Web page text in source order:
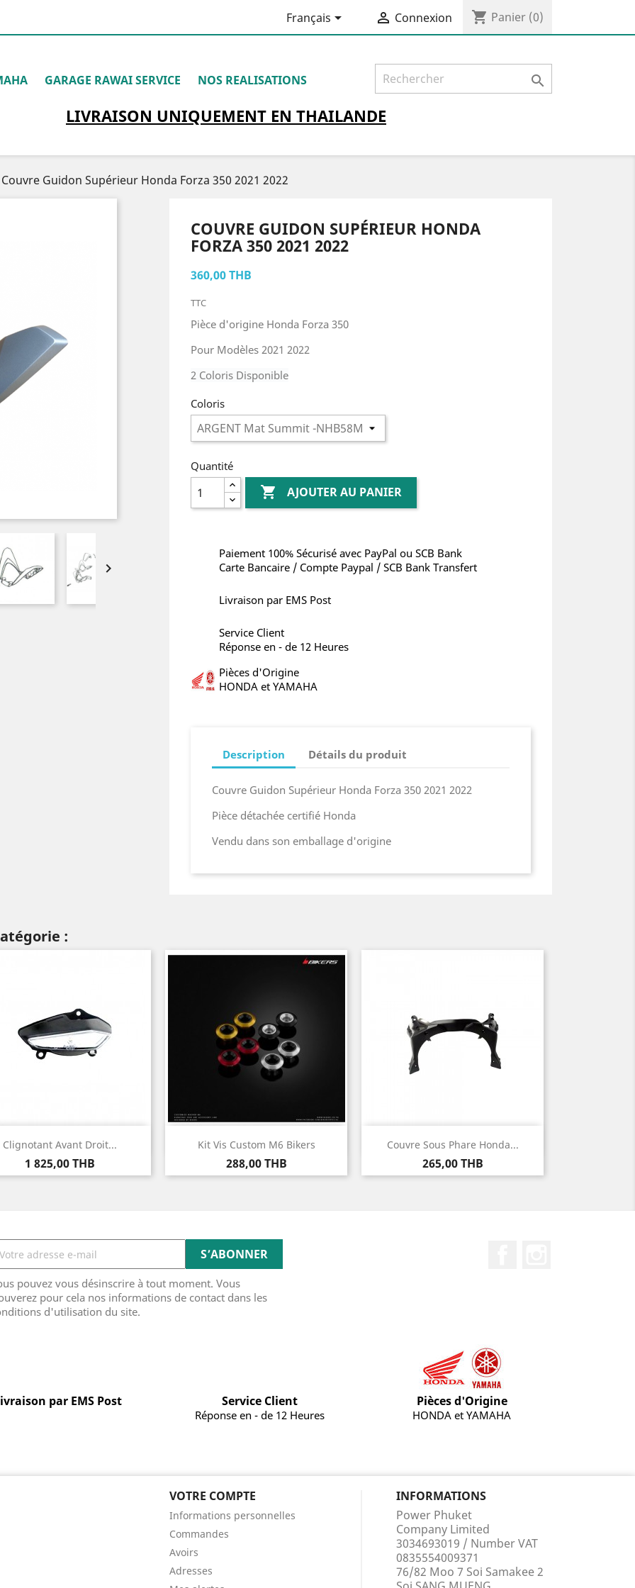
Français  Connexion shopping_cart Panier (0)
GARAGE RAWAI SERVICE NOS REALISATIONS 
LIVRAISON UNIQUEMENTEN THAILANDE
Couvre Guidon Supérieur Honda Forza 350 2021 2022

COUVRE GUIDON SUPÉRIEUR HONDA
FORZA 350 2021 2022
360,00 THB
TTC
Pièce d'origine Honda Forza 350
Pour Modèles 2021 2022
2 Coloris Disponible
Coloris
Quantité
 AJOUTER AU PANIER
Paiement 100% Sécurisé avec PayPal ou SCB Bank
Carte Bancaire / Compte Paypal / SCB Bank Transfert
Livraison par EMS Post
Service Client
Réponse en - de 12 Heures
Pièces d'Origine
HONDA et YAMAHA
Description Détails du produit
Couvre Guidon Supérieur Honda Forza 350 2021 2022
Pièce détachée certifié Honda
Vendu dans son emballage d'origine
:
Clignotant Avant Droit...
Prix
1 825,00 THB
Aperçu rapide Kit Vis Custom M6 Bikers
Prix
288,00 THB
Aperçu rapide Couvre Sous Phare Honda...
Prix
265,00 THB
 Aperçu rapide
pouvez vous désinscrire à tout moment. Vous
pour cela nos informations de contact dans les
d'utilisation du site.
par EMS Post Service Client
Réponse en - de 12 Heures
Pièces d'Origine
HONDA et YAMAHA
VOTRE COMPTE
Informations personnelles
Commandes
Avoirs
Adresses
INFORMATIONS
Power Phuket
Company Limited
3034693019 / Number VAT
0835554009371
76/82 Moo 7 Soi Samakee 2